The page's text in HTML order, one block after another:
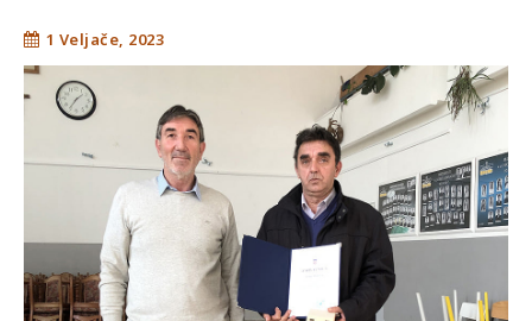
1 Veljače, 2023